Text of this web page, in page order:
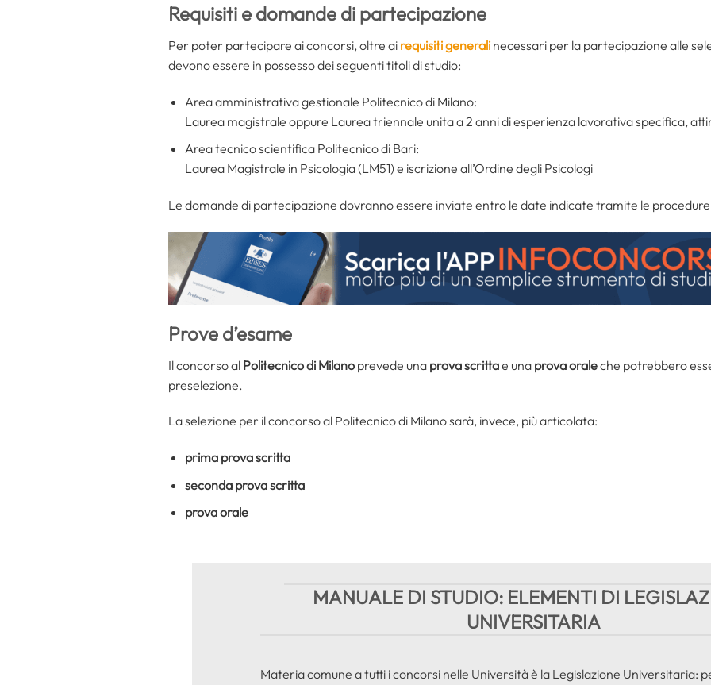
Requisiti e domande di partecipazione
Per poter partecipare ai concorsi, oltre ai requisiti generali necessari per la partecipazione alle
devono essere in possesso dei seguenti titoli di studio:
Area amministrativa gestionale Politecnico di Milano:
Laurea magistrale oppure Laurea triennale unita a 2 anni di esperienza lavorativa specifica,
Area tecnico scientifica Politecnico di Bari:
Laurea Magistrale in Psicologia (LM51) e iscrizione all’Ordine degli Psicologi
Le domande di partecipazione dovranno essere inviate entro le date indicate tramite le
Prove d’esame
Il concorso al Politecnico di Milano prevede una prova scrittae una prova oraleche potrebbero
preselezione.
La selezione per il concorso al Politecnico di Milano sarà, invece, più articolata:
prima prova scritta
seconda prova scritta
prova orale
MANUALE DI STUDIO: ELEMENTI DI
UNIVERSITARIA
Materia comune a tutti i concorsi nelle Università è la Legislazione Universitaria: